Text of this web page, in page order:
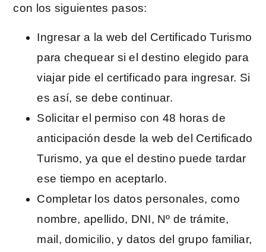
con los siguientes pasos:
Ingresar a la web del Certificado Turismo
para chequear si el destino elegido para
viajar pide el certificado para ingresar. Si
es así, se debe continuar.
Solicitar el permiso con 48 horas de
anticipación desde la web del Certificado
Turismo, ya que el destino puede tardar
ese tiempo en aceptarlo.
Completar los datos personales, como
nombre, apellido, DNI, Nº de trámite,
mail, domicilio, y datos del grupo familiar,